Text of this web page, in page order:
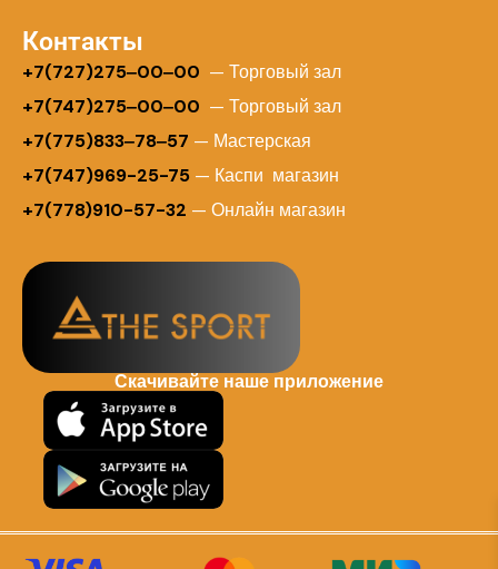
Контакты
+7(727)275‒00‒00 — Торговый зал
+7(747)275‒00‒00 — Торговый зал
+7(775)833‒78‒57 — Мастерская
+7(747)969-25-75 — Каспи магазин
+7(778)910-57-32 — Онлайн магазин
Скачивайте наше приложение